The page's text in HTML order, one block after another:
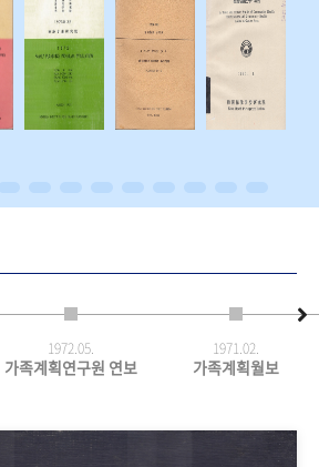
1972.05.
가족계획연구원 연보
1971.02.
가족계획월보